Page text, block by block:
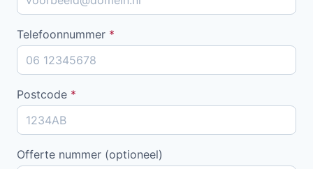
Telefoonnummer *
Postcode *
Offerte nummer (optioneel)